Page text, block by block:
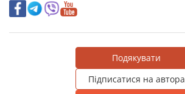
Подякувати
Підписатися на автора